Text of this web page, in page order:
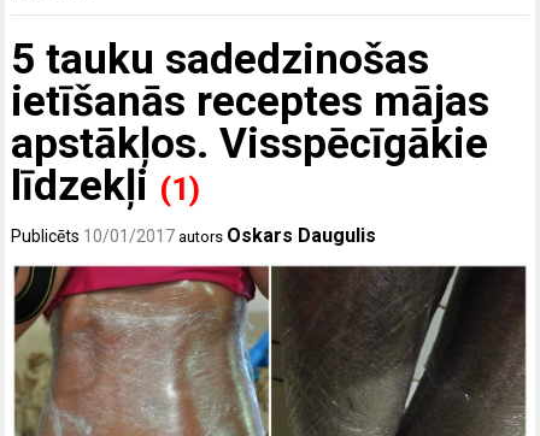
5 tauku sadedzinošas
ietīšanās receptes mājas
apstākļos. Visspēcīgākie
līdzekļi (1)
Publicēts 10/01/2017 autors Oskars Daugulis